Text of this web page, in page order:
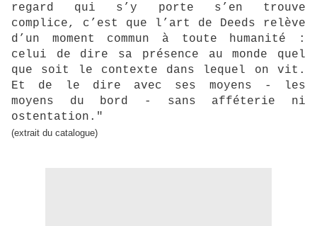
regard qui s’y porte s’en trouve
complice, c’est que l’art de Deeds relève
d’un moment commun à toute humanité :
celui de dire sa présence au monde quel
que soit le contexte dans lequel on vit.
Et de le dire avec ses moyens - les
moyens du bord - sans afféterie ni
ostentation."
(extrait du catalogue)